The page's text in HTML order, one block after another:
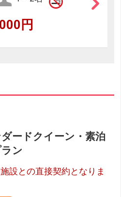
円
ードクイーン・素泊
ン
施設との直接契約となりま